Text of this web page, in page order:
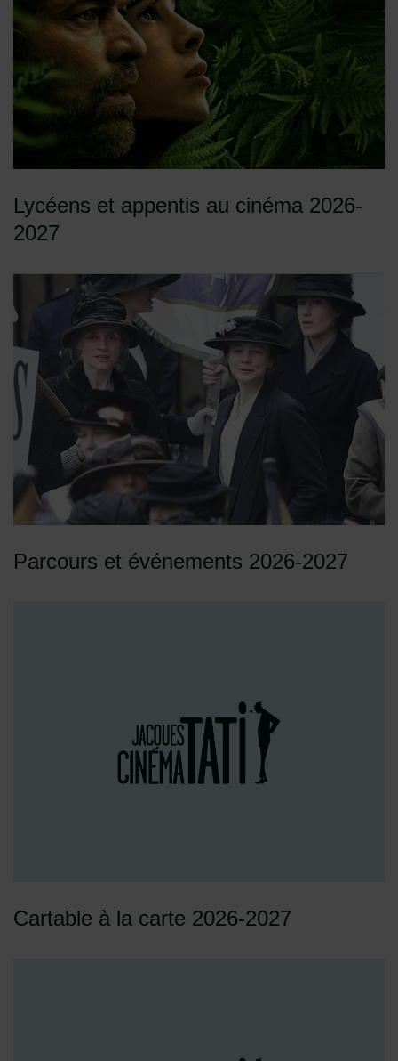
Lycéens et appentis au cinéma 2026-
2027
Parcours et événements 2026-2027
Cartable à la carte 2026-2027